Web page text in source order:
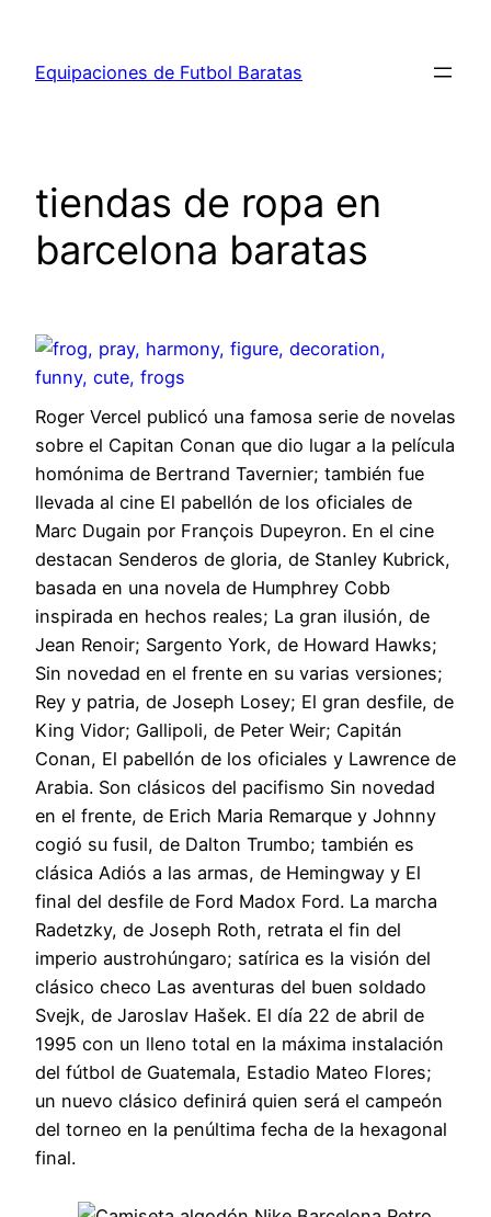
contenido
Equipaciones de Futbol Baratas
tiendas de ropa en
barcelona baratas
Roger Vercel publicó una famosa serie de novelas
sobre el Capitan Conan que dio lugar a la película
homónima de Bertrand Tavernier; también fue
llevada al cine El pabellón de los oficiales de
Marc Dugain por François Dupeyron. En el cine
destacan Senderos de gloria, de Stanley Kubrick,
basada en una novela de Humphrey Cobb
inspirada en hechos reales; La gran ilusión, de
Jean Renoir; Sargento York, de Howard Hawks;
Sin novedad en el frente en su varias versiones;
Rey y patria, de Joseph Losey; El gran desfile, de
King Vidor; Gallipoli, de Peter Weir; Capitán
Conan, El pabellón de los oficiales y Lawrence de
Arabia. Son clásicos del pacifismo Sin novedad
en el frente, de Erich Maria Remarque y Johnny
cogió su fusil, de Dalton Trumbo; también es
clásica Adiós a las armas, de Hemingway y El
final del desfile de Ford Madox Ford. La marcha
Radetzky, de Joseph Roth, retrata el fin del
imperio austrohúngaro; satírica es la visión del
clásico checo Las aventuras del buen soldado
Svejk, de Jaroslav Hašek. El día 22 de abril de
1995 con un lleno total en la máxima instalación
del fútbol de Guatemala, Estadio Mateo Flores;
un nuevo clásico definirá quien será el campeón
del torneo en la penúltima fecha de la hexagonal
final.